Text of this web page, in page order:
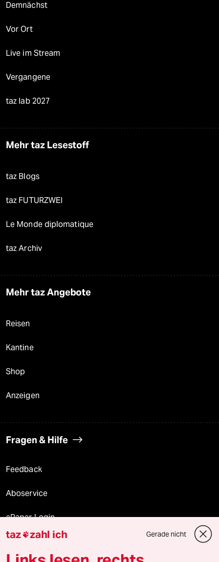
Demnächst
Vor Ort
Live im Stream
Vergangene
taz lab 2027
Mehr taz Lesestoff
taz Blogs
taz FUTURZWEI
Le Monde diplomatique
taz Archiv
Mehr taz Angebote
Reisen
Kantine
Shop
Anzeigen
Fragen & Hilfe
Feedback
Aboservice
ePaper Login
Downloads für Abonnierende
taz zahl ich Gerade nicht